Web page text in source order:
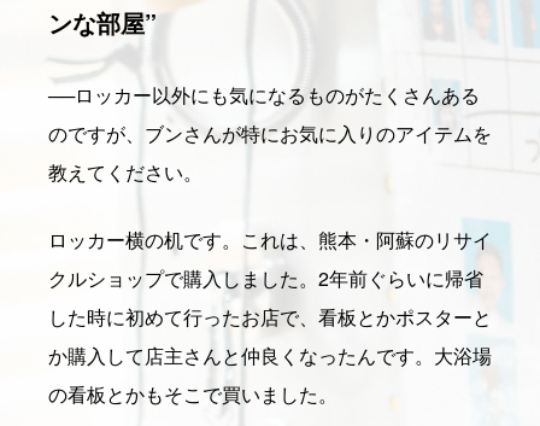
ンな部屋”
──ロッカー以外にも気になるものがたくさんある
のですが、ブンさんが特にお気に入りのアイテムを
教えてください。
ロッカー横の机です。これは、熊本・阿蘇のリサイ
クルショップで購入しました。2年前ぐらいに帰省
した時に初めて行ったお店で、看板とかポスターと
か購入して店主さんと仲良くなったんです。大浴場
の看板とかもそこで買いました。